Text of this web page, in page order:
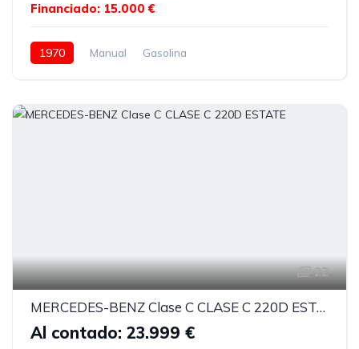
Financiado: 15.000 €
1970 Manual Gasolina
22
MERCEDES-BENZ Clase C CLASE C 220D ESTATE
Al contado: 23.999 €